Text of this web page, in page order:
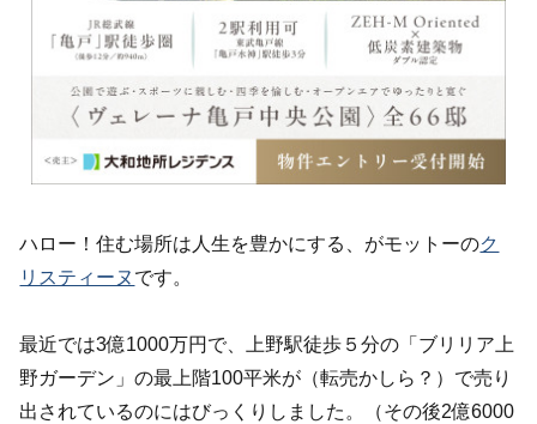
ハロー！住む場所は人生を豊かにする、がモットーのク
リスティーヌ です。
最近では3億1000万円で、上野駅徒歩５分の「ブリリア上
野ガーデン」の最上階100平米が（転売かしら？）で売り
出されているのにはびっくりしました。（その後2億6000